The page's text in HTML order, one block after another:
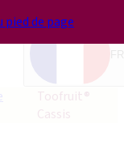
pied de page
Toofruit®
Cassis